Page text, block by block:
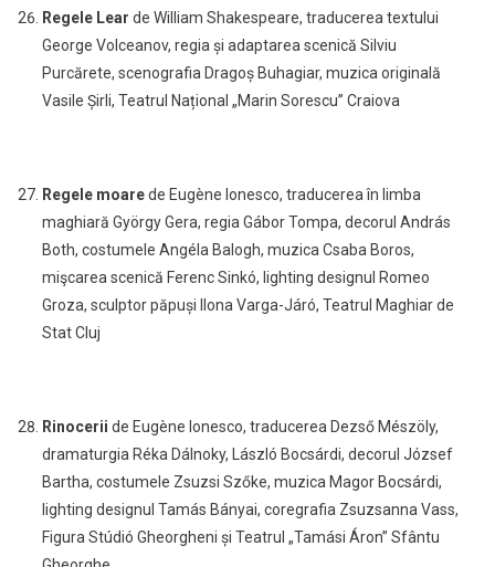
Regele Lear de William Shakespeare, traducerea textului
George Volceanov, regia și adaptarea scenică Silviu
Purcărete, scenografia Dragoș Buhagiar, muzica originală
Vasile Șirli, Teatrul Național „Marin Sorescu” Craiova
Regele moarede Eugène Ionesco, traducerea în limba
maghiară György Gera, regia Gábor Tompa, decorul András
Both, costumele Angéla Balogh, muzica Csaba Boros,
mişcarea scenică Ferenc Sinkó, lighting designul Romeo
Groza, sculptor păpuși Ilona Varga-Járó, Teatrul Maghiar de
Stat Cluj
Rinocerii de Eugène Ionesco, traducerea Dezső Mészöly,
dramaturgia Réka Dálnoky, László Bocsárdi, decorul József
Bartha, costumele Zsuzsi Szőke, muzica Magor Bocsárdi,
lighting designul Tamás Bányai, coregrafia Zsuzsanna Vass,
Figura Stúdió Gheorgheni și Teatrul „Tamási Áron” Sfântu